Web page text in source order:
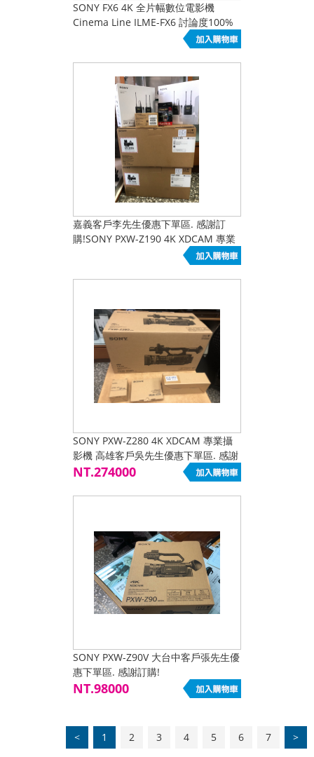
SONY FX6 4K 全片幅數位電影機
Cinema Line ILME-FX6 討論度100%
嘉義客戶李先生優惠下單區. 感謝訂
購!SONY PXW-Z190 4K XDCAM 專業
攝影機 套組 含SONY UWP-D21 專業
SONY PXW-Z280 4K XDCAM 專業攝
影機 高雄客戶吳先生優惠下單區. 感謝
訂購!
NT.274000
SONY PXW-Z90V 大台中客戶張先生優
惠下單區. 感謝訂購!
NT.98000
< 1 2 3 4 5 6 7 >